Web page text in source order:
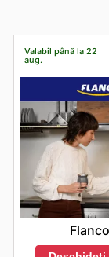
Valabil până la 22
aug.
Flanco